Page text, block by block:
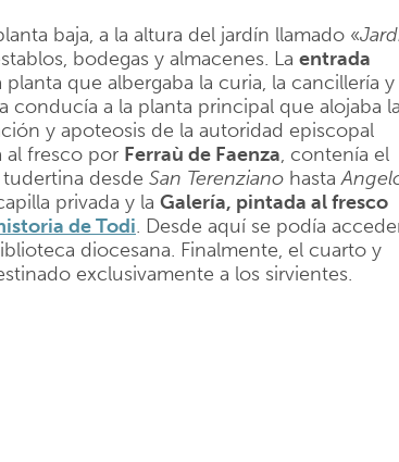
baja, a la altura del jardín llamado «
bodegas y almacenes. La entrada
que albergaba la curia, la cancillería y
conducía a la planta principal que alojaba
y apoteosis de la autoridad episcopal
al fresco por Ferraù de Faenza, contenía el
desde San Terenziano hasta
privada y la Galería, pintada al fresco
de Todi. Desde aquí se podía
diocesana. Finalmente, el cuarto y
exclusivamente a los sirvientes.